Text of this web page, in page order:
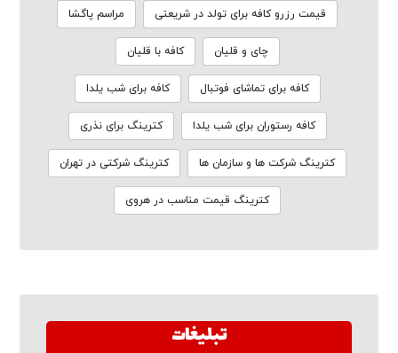
قیمت رزرو کافه برای تولد در شریعتی مراسم پاگشا
چای و قلیان کافه با قلیان
کافه برای تماشای فوتبال کافه برای شب یلدا
کافه رستوران برای شب یلدا کترینگ برای نذری
کترینگ شرکت ها و سازمان ها کترینگ شرکتی در تهران
کترینگ قیمت مناسب در هروی
تبلیغات